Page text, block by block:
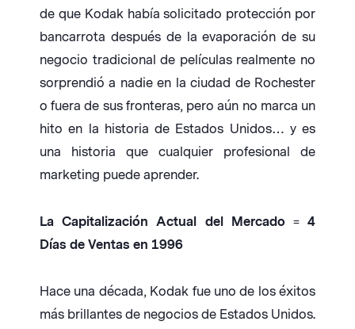
de que Kodak había solicitado protección por
bancarrota después de la evaporación de su
negocio tradicional de películas realmente no
sorprendió a nadie en la ciudad de Rochester
o fuera de sus fronteras, pero aún no marca un
hito en la historia de Estados Unidos… y es
una historia que cualquier profesional de
marketing puede aprender.
La Capitalización Actual del Mercado = 4
Días de Ventas en 1996
Hace una década, Kodak fue uno de los éxitos
más brillantes de negocios de Estados Unidos.